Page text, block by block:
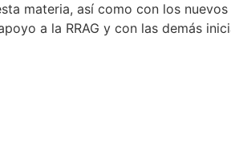
materia, así como con los nuevos
a la RRAG y con las demás